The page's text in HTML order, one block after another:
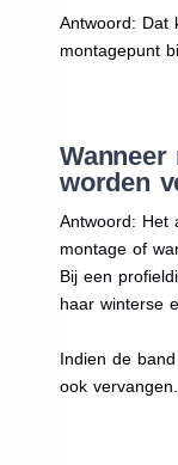
Antwoord: Dat
montagepunt
Wanneer
worden
Antwoord: Het
montage of
Bij een
haar winterse
Indien de
ook vervangen.